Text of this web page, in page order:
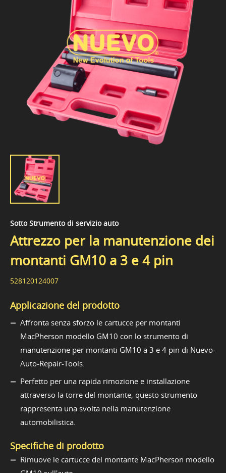
Sotto Strumento di servizio auto
Attrezzo per la manutenzione dei
montanti GM10 a 3 e 4 pin
528120124007
Applicazione del prodotto
Affronta senza sforzo le cartucce per montanti
MacPherson modello GM10 con lo strumento di
manutenzione per montanti GM10 a 3 e 4 pin di Nuevo-
Auto-Repair-Tools.
Perfetto per una rapida rimozione e installazione
attraverso la torre del montante, questo strumento
rappresenta una svolta nella manutenzione
automobilistica.
Specifiche di prodotto
Rimuove le cartucce del montante MacPherson modello